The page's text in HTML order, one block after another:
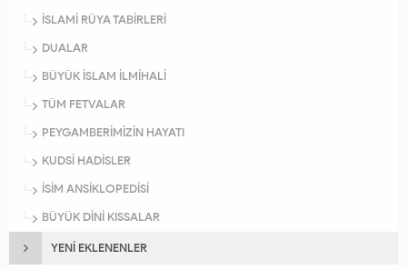
İSLAMİ RÜYA TABİRLERİ
DUALAR
BÜYÜK İSLAM İLMİHALİ
TÜM FETVALAR
PEYGAMBERİMİZİN HAYATI
KUDSİ HADİSLER
İSİM ANSİKLOPEDİSİ
BÜYÜK DİNİ KISSALAR
YENİ EKLENENLER